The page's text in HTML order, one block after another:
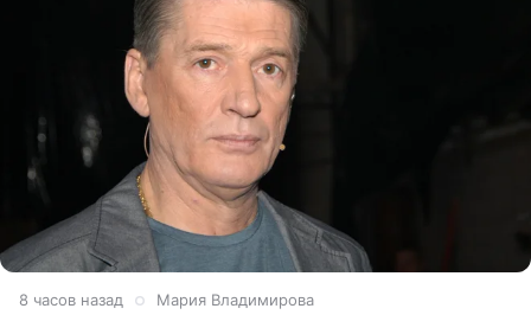
8 часов назад Мария Владимирова